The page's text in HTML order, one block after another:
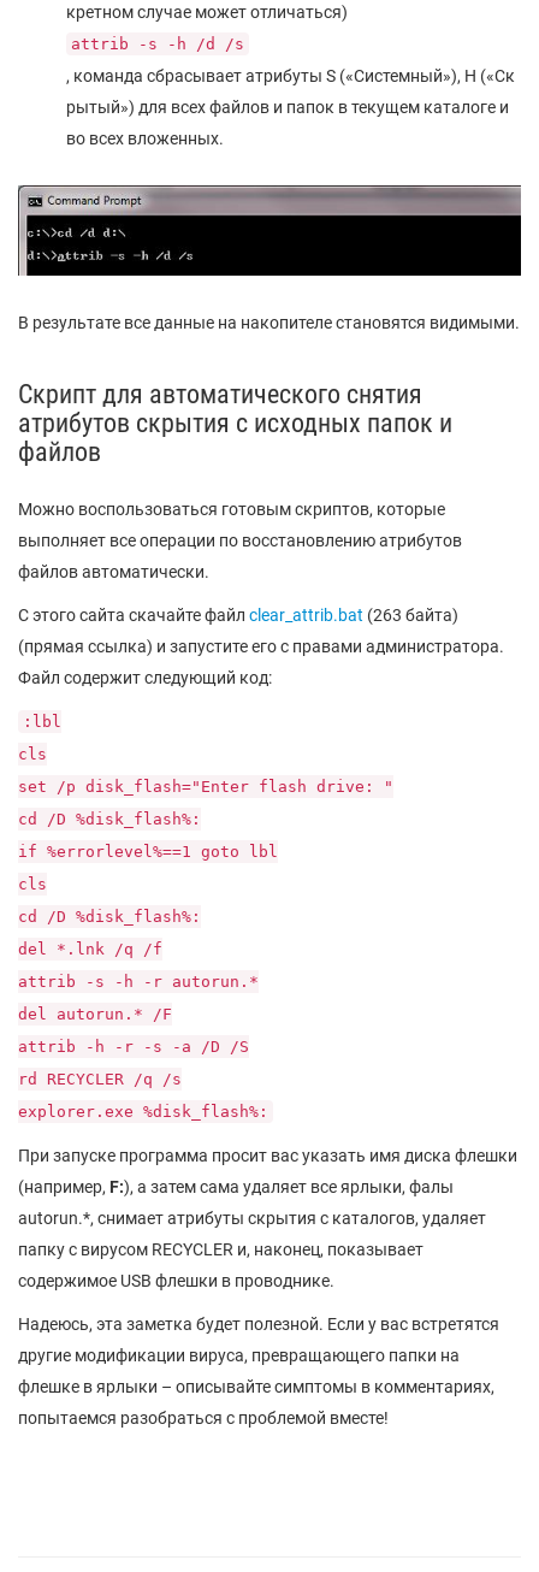
кретном случае может отличаться)
attrib -s -h /d /s
, команда сбрасывает атрибуты S («Системный»), H («Ск
рытый») для всех файлов и папок в текущем каталоге и
во всех вложенных.
В результате все данные на накопителе становятся видимыми.
Скрипт для автоматического снятия
атрибутов скрытия с исходных папок и
файлов
Можно воспользоваться готовым скриптов, которые
выполняет все операции по восстановлению атрибутов
файлов автоматически.
С этого сайта скачайте файл clear_attrib.bat (263 байта)
(прямая ссылка) и запустите его с правами администратора.
Файл содержит следующий код:
:lbl
cls
set /p disk_flash="Enter flash drive: "
cd /D %disk_flash%:
if %errorlevel%==1 goto lbl
cls
cd /D %disk_flash%:
del *.lnk /q /f
attrib -s -h -r autorun.*
del autorun.* /F
attrib -h -r -s -a /D /S
rd RECYCLER /q /s
explorer.exe %disk_flash%:
При запуске программа просит вас указать имя диска флешки
(например, F:), а затем сама удаляет все ярлыки, фалы
autorun.*, снимает атрибуты скрытия с каталогов, удаляет
папку с вирусом RECYCLER и, наконец, показывает
содержимое USB флешки в проводнике.
Надеюсь, эта заметка будет полезной. Если у вас встретятся
другие модификации вируса, превращающего папки на
флешке в ярлыки – описывайте симптомы в комментариях,
попытаемся разобраться с проблемой вместе!